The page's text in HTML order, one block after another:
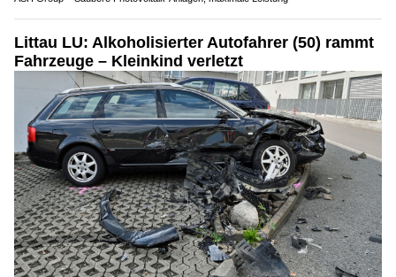
Littau LU: Alkoholisierter Autofahrer (50) rammt
Fahrzeuge – Kleinkind verletzt